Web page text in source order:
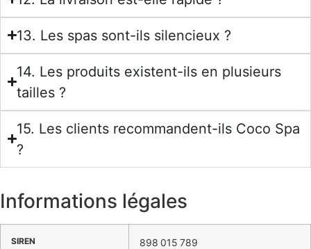
13. Les spas sont-ils silencieux ?
14. Les produits existent-ils en plusieurs
tailles ?
15. Les clients recommandent-ils Coco Spa
?
Informations légales
SIREN 898 015 789